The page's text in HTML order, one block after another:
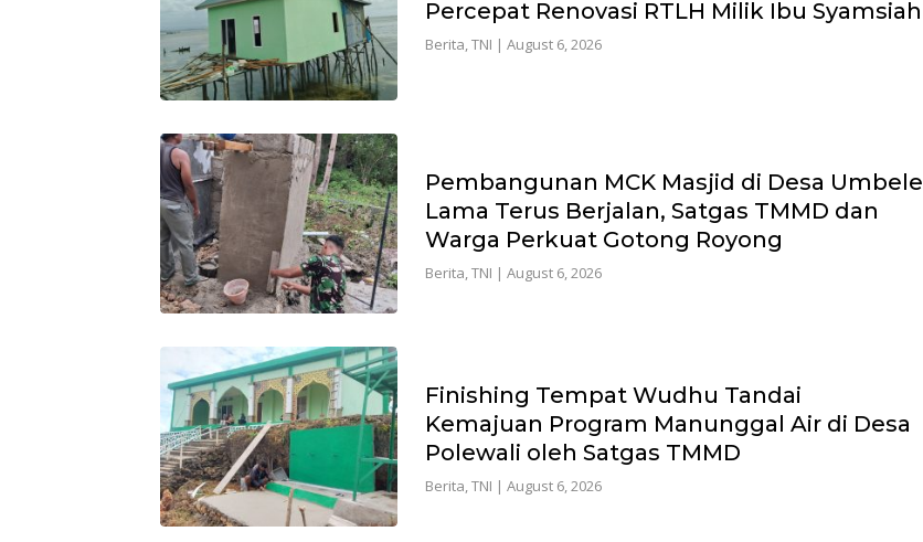
Percepat Renovasi RTLH Milik Ibu Syamsiah
Berita,TNI | August 6, 2026
Pembangunan MCK Masjid di Desa Umbele
Lama Terus Berjalan, Satgas TMMD dan
Warga Perkuat Gotong Royong
Berita TNI | August 6, 2026
Finishing Tempat Wudhu Tandai
Kemajuan Program Manunggal Air di Desa
Polewali oleh Satgas TMMD
Berita,TNI | August 6, 2026